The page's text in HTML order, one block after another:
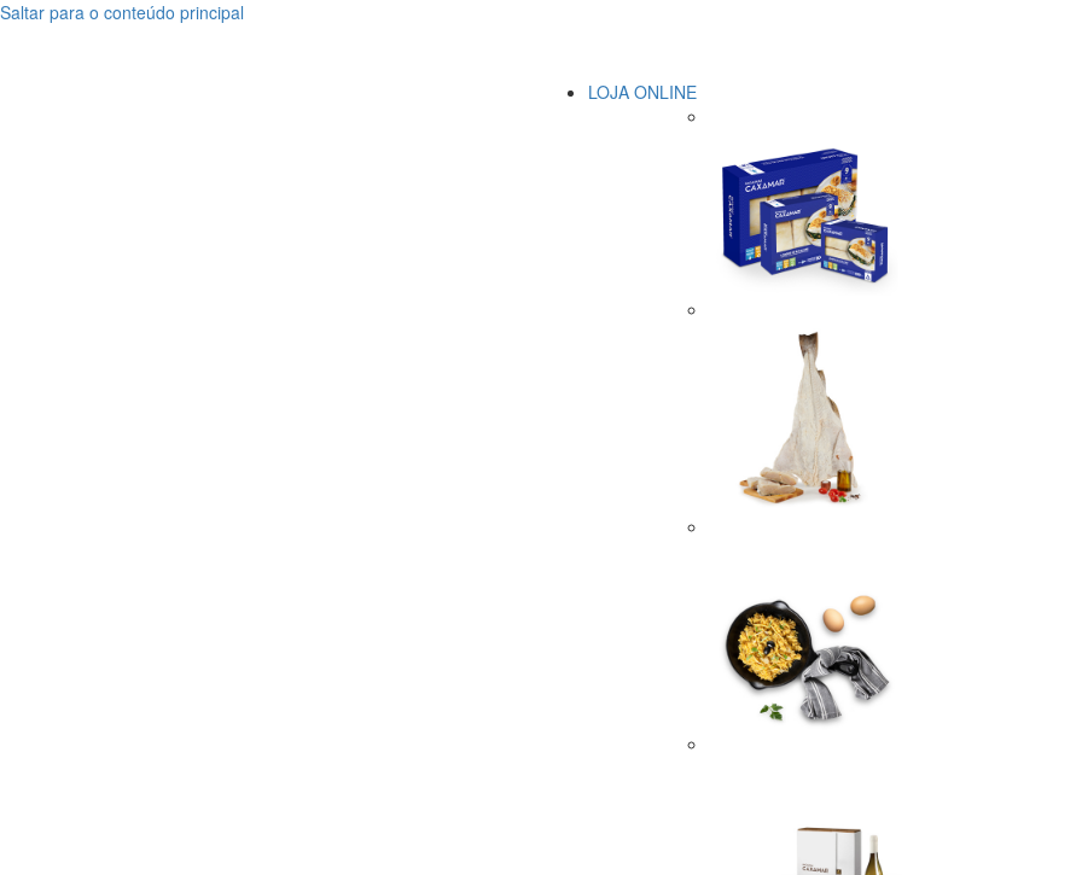
Saltar para o conteúdo principal
LOJA ONLINE